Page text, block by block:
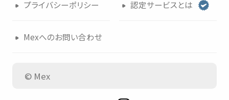
プライバシーポリシー 認定サービスとは
Mexへのお問い合わせ
© Mex